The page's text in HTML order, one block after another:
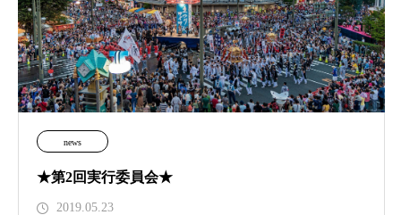
news
★第2回実行委員会★
2019.05.23